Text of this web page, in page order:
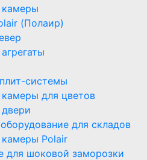
(Полаир)
системы
для цветов
для складов
Polair
для шоковой заморозки